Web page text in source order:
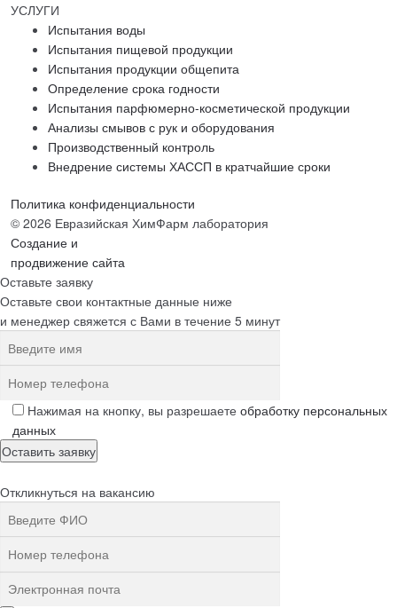
УСЛУГИ
Испытания воды
Испытания пищевой продукции
Испытания продукции общепита
Определение срока годности
Испытания парфюмерно-косметической продукции
Анализы смывов с рук и оборудования
Производственный контроль
Внедрение системы ХАССП в кратчайшие сроки
Политика конфиденциальности
© 2026 Евразийская ХимФарм лаборатория
Создание и
продвижение сайта
Оставьте заявку
Оставьте свои контактные данные ниже
и менеджер свяжется с Вами в течение 5 минут
Нажимая на кнопку, вы разрешаете обработку персональных
данных
Откликнуться на вакансию